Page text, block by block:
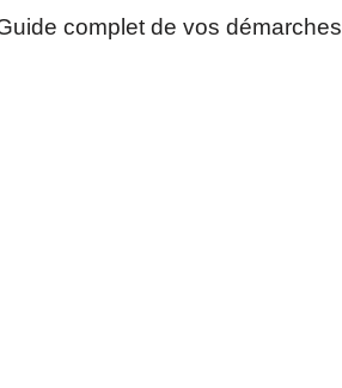
complet de vos démarches